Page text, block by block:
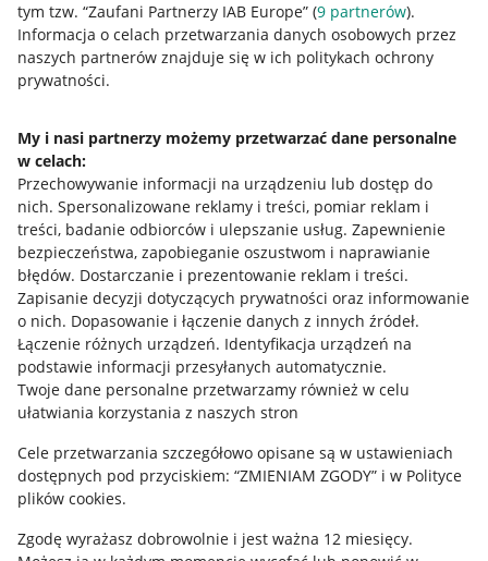
tym tzw. “Zaufani Partnerzy IAB Europe” (9 partnerów).
Informacja o celach przetwarzania danych osobowych przez
naszych partnerów znajduje się w ich politykach ochrony
prywatności.
My i nasi partnerzy możemy przetwarzać dane personalne
w celach:
Przechowywanie informacji na urządzeniu lub dostęp do
nich. Spersonalizowane reklamy i treści, pomiar reklam i
treści, badanie odbiorców i ulepszanie usług. Zapewnienie
bezpieczeństwa, zapobieganie oszustwom i naprawianie
błędów. Dostarczanie i prezentowanie reklam i treści.
Zapisanie decyzji dotyczących prywatności oraz informowanie
o nich. Dopasowanie i łączenie danych z innych źródeł.
Łączenie różnych urządzeń. Identyfikacja urządzeń na
podstawie informacji przesyłanych automatycznie.
Twoje dane personalne przetwarzamy również w celu
ułatwiania korzystania z naszych stron
Cele przetwarzania szczegółowo opisane są w ustawieniach
dostępnych pod przyciskiem: “ZMIENIAM ZGODY” i w Polityce
plików cookies.
Zgodę wyrażasz dobrowolnie i jest ważna 12 miesięcy.
Przydatne informacje
Jak to działa
Allegro Gadane dla sprzedających
Allegro Gadane dla kupujących
Mapa miejscowości
Informacje prawne
Regulamin
Polityka plików "cookies"
Ustawienia plików "cookies"
Udostępnianie lokalizacji
Informacje dla Aktu o Usługach Cyfrowych
Pobierz aplikację